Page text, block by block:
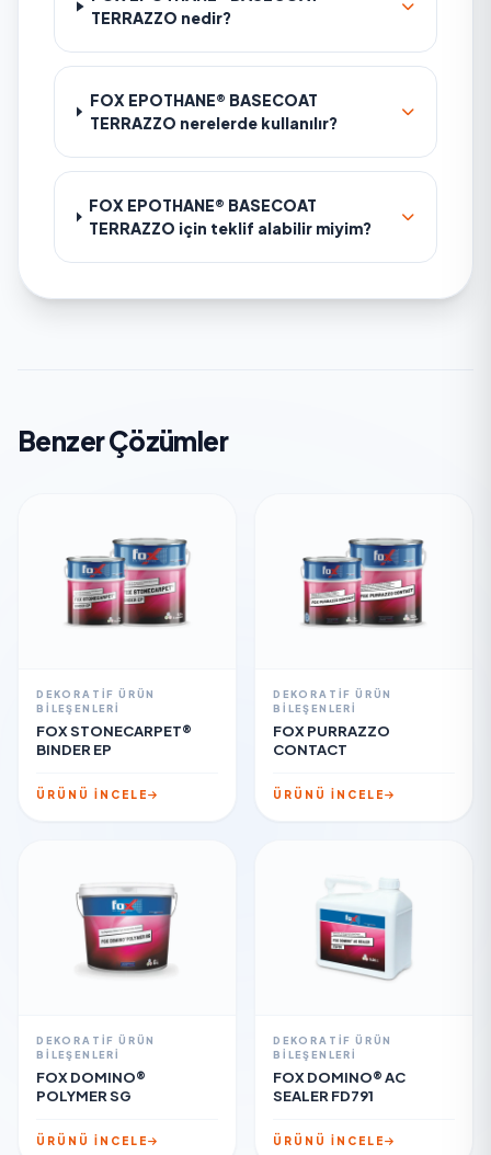
TERRAZZO nedir?
FOX EPOTHANE® BASECOAT
TERRAZZO nerelerde kullanılır?
FOX EPOTHANE® BASECOAT
TERRAZZO için teklif alabilir miyim?
Benzer Çözümler
DEKORATIF ÜRÜN
BILEŞENLERI
FOX STONECARPET®
BINDER EP
ÜRÜNÜ İNCELE
DEKORATIF ÜRÜN
BILEŞENLERI
FOX PURRAZZO
CONTACT
ÜRÜNÜ İNCELE
DEKORATIF ÜRÜN
BILEŞENLERI
FOX DOMINO®
POLYMER SG
ÜRÜNÜ İNCELE
DEKORATIF ÜRÜN
BILEŞENLERI
FOX DOMINO® AC
SEALER FD791
ÜRÜNÜ İNCELE